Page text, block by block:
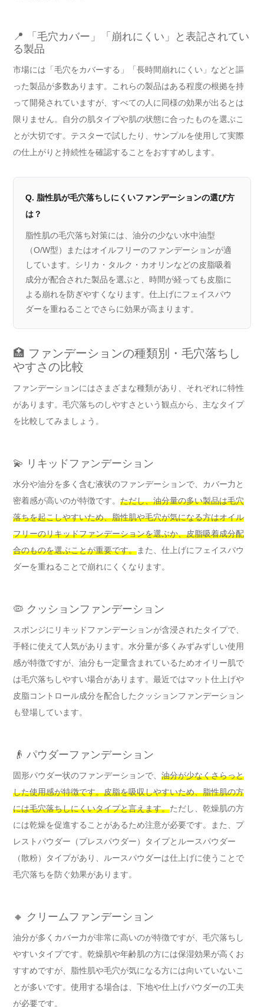
📍 「毛穴カバー」「崩れにくい」と表記されてい
る製品
市場には「毛穴をカバーする」「長時間崩れにくい」などと謳
った製品が多数あります。これらの製品はある程度の根拠を持
って開発されていますが、すべての人に同様の効果が出るとは
限りません。自分の肌タイプや肌の状態に合ったものを選ぶこ
とが大切です。テスターで試したり、サンプルを使用して実際
の仕上がりと持続性を確認することをおすすめします。
Q. 脂性肌が毛穴落ちしにくいファンデーションの選び方
は？
脂性肌の毛穴落ち対策には、油分の少ない水中油型
（O/W型）またはオイルフリーのファンデーションが適
しています。シリカ・タルク・カオリンなどの皮脂吸着
成分が配合された製品を選ぶと、時間が経っても皮脂に
よる崩れを防ぎやすくなります。仕上げにフェイスパウ
ダーを重ねることでさらに効果が高まります。
🏥 ファンデーションの種類別・毛穴落ちし
やすさの比較
ファンデーションにはさまざまな種類があり、それぞれに特性
があります。毛穴落ちのしやすさという観点から、主なタイプ
を比較してみましょう。
💫 リキッドファンデーション
水分や油分を多く含む液状のファンデーションで、カバー力と
密着感が高いのが特徴です。 ただし、油分量の多い製品は毛穴
落ちを起こしやすいため、脂性肌や毛穴が気になる方はオイル
フリーのリキッドファンデーションを選ぶか、皮脂吸着成分配
合のものを選ぶことが重要です。また、仕上げにフェイスパウ
ダーを重ねることで崩れにくくなります。
🦠 クッションファンデーション
スポンジにリキッドファンデーションが含浸されたタイプで、
手軽に使えて人気があります。水分量が多くみずみずしい使用
感が特徴ですが、油分も一定量含まれているためオイリー肌で
は毛穴落ちしやすい場合があります。最近ではマット仕上げや
皮脂コントロール成分を配合したクッションファンデーション
も登場しています。
👴 パウダーファンデーション
固形パウダー状のファンデーションで、 油分が少なくさらっと
した使用感が特徴です。皮脂を吸収しやすいため、脂性肌の方
には毛穴落ちしにくいタイプと言えます。ただし、乾燥肌の方
には乾燥を促進することがあるため注意が必要です。また、プ
レストパウダー（プレスパウダー）タイプとルースパウダー
（散粉）タイプがあり、ルースパウダーは仕上げに使うことで
毛穴落ちを防ぐ効果があります。
🔸 クリームファンデーション
油分が多くカバー力が非常に高いのが特徴ですが、毛穴落ちし
やすいタイプです。乾燥肌や年齢肌の方には保湿効果が高くお
すすめですが、脂性肌や毛穴が気になる方には向いていないこ
とが多いです。使用する場合は、下地や仕上げパウダーの工夫
が必要です。